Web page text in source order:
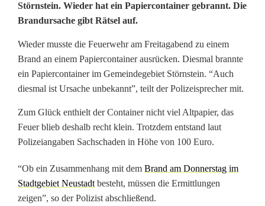
W
e
d
r
F
e
u
Störnstein. Wieder hat ein Papiercontainer gebrannt. Die
Brandursache gibt Rätsel auf.
Wieder musste die Feuerwehr am Freitagabend zu einem
Brand an einem Papiercontainer ausrücken. Diesmal brannte
ein Papiercontainer im Gemeindegebiet Störnstein. “Auch
diesmal ist Ursache unbekannt”, teilt der Polizeisprecher mit.
Zum Glück enthielt der Container nicht viel Altpapier, das
Feuer blieb deshalb recht klein. Trotzdem entstand laut
Polizeiangaben Sachschaden in Höhe von 100 Euro.
“Ob ein Zusammenhang mit dem Brand am Donnerstag im
Stadtgebiet Neustadt besteht, müssen die Ermittlungen
zeigen”, so der Polizist abschließend.